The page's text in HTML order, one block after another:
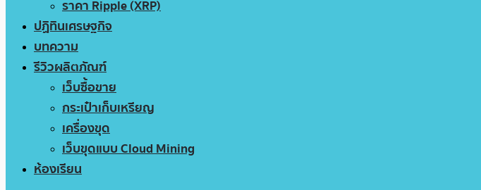
ราคา Ripple (XRP)
ปฏิทินเศรษฐกิจ
บทความ
รีวิวผลิตภัณฑ์
เว็บซื้อขาย
กระเป๋าเก็บเหรียญ
เครื่องขุด
เว็บขุดแบบ Cloud Mining
ห้องเรียน